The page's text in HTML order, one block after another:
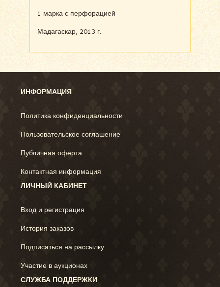
1 марка с перфорацией
Мадагаскар, 2013 г.
ИНФОРМАЦИЯ
Политика конфиденциальности
Пользовательское соглашение
Публичная оферта
Контактная информация
ЛИЧНЫЙ КАБИНЕТ
Вход и регистрация
История заказов
Подписаться на рассылку
Участие в аукционах
СЛУЖБА ПОДДЕРЖКИ